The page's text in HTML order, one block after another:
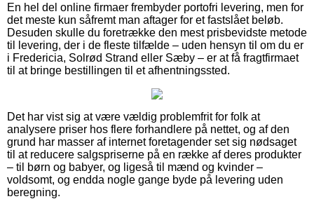
En hel del online firmaer frembyder portofri levering, men for
det meste kun såfremt man aftager for et fastslået beløb.
Desuden skulle du foretrække den mest prisbevidste metode
til levering, der i de fleste tilfælde – uden hensyn til om du er
i Fredericia, Solrød Strand eller Sæby – er at få fragtfirmaet
til at bringe bestillingen til et afhentningssted.
Det har vist sig at være vældig problemfrit for folk at
analysere priser hos flere forhandlere på nettet, og af den
grund har masser af internet foretagender set sig nødsaget
til at reducere salgspriserne på en række af deres produkter
– til børn og babyer, og ligeså til mænd og kvinder –
voldsomt, og endda nogle gange byde på levering uden
beregning.